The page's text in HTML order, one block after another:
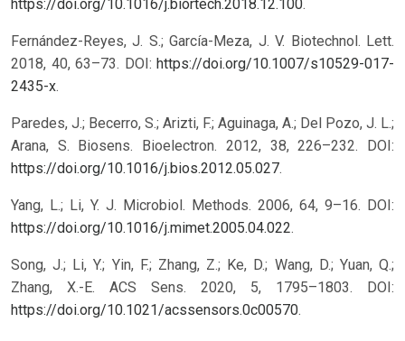
https://doi.org/10.1016/j.biortech.2018.12.100.
Fernández-Reyes, J. S.; García-Meza, J. V. Biotechnol. Lett.
2018, 40, 63–73. DOI: https://doi.org/10.1007/s10529-017-
2435-x.
Paredes, J.; Becerro, S.; Arizti, F.; Aguinaga, A.; Del Pozo, J. L.;
Arana, S. Biosens. Bioelectron. 2012, 38, 226–232. DOI:
https://doi.org/10.1016/j.bios.2012.05.027.
Yang, L.; Li, Y. J. Microbiol. Methods. 2006, 64, 9–16. DOI:
https://doi.org/10.1016/j.mimet.2005.04.022.
Song, J.; Li, Y.; Yin, F.; Zhang, Z.; Ke, D.; Wang, D.; Yuan, Q.;
Zhang, X.-E. ACS Sens. 2020, 5, 1795–1803. DOI:
https://doi.org/10.1021/acssensors.0c00570.